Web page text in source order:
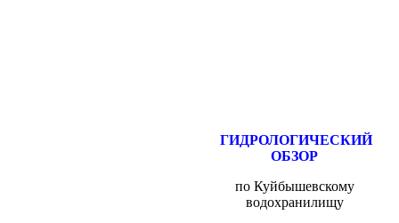
ГИДРОЛОГИЧЕСКИЙ
ОБЗОР
по Куйбышевскому
водохранилищу